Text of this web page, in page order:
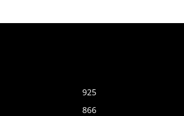
925
866